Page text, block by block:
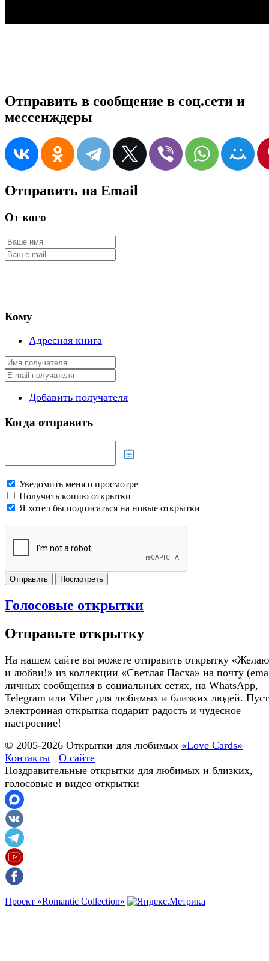
Отправить в сообщение в соц.сети и
мессенждеры
Отправить на Email
От кого
Кому
Адресная книга
Добавить получателя
Когда отправить
Уведомить меня о просмотре
Получить копию открытки
Я хотел бы подписаться на новые открытки
Отправить Посмотреть
Голосовые открытки
Отправьте открытку
На нашем сайте вы можете отправить открытку «Желаю
и любви!» из коллекции «Светлая Пасха» на почту
личных сообщения в социальных сетях, на WhatsApp,
Telegram или Viber для любимых и близких людей.
электронная открытка подарит радость и чудесное
настроение!
© 2005-2026 Открытки для любимых «Love Cards»
Контакты
О сайте
Поздравительные открытки для любимых и близких,
голосовые и видео открытки
Проект «Romantic Collection»